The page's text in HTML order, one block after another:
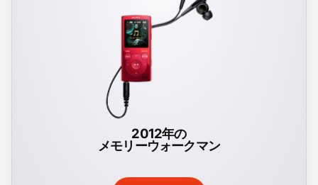
2012年の
メモリーウォークマン